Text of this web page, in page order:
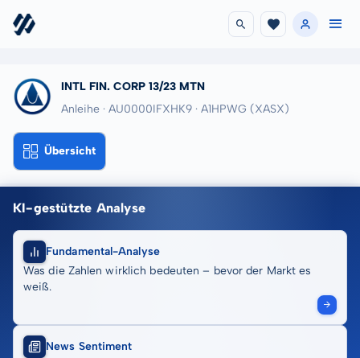
INTL FIN. CORP 13/23 MTN
Anleihe · AU0000IFXHK9 · A1HPWG (XASX)
Übersicht
KI-gestützte Analyse
Fundamental-Analyse
Was die Zahlen wirklich bedeuten – bevor der Markt es
weiß.
News Sentiment